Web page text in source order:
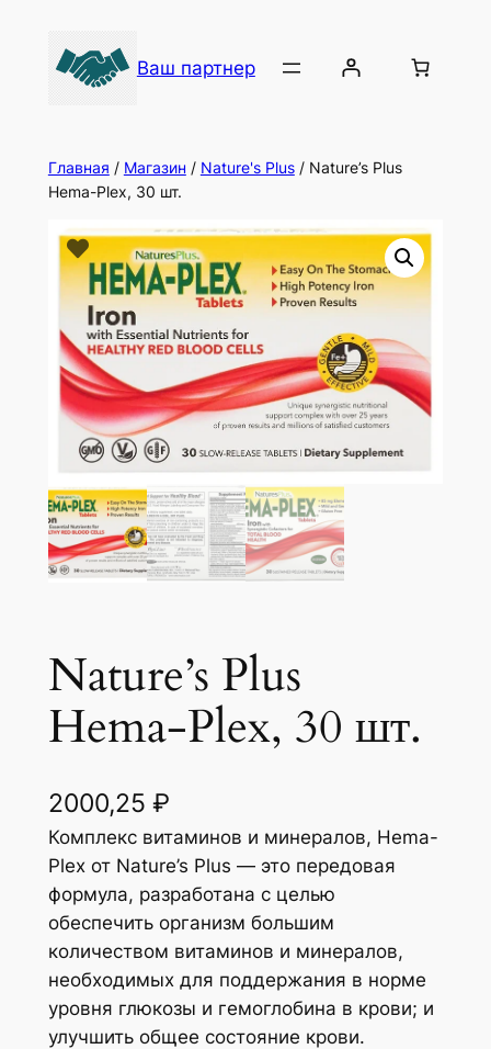
Ваш партнер
Главная / Магазин / Nature's Plus/ Nature’s Plus
Hema-Plex, 30 шт.
Nature’s Plus
Hema-Plex, 30 шт.
2000,25 ₽
Комплекс витаминов и минералов, Hema-
Plex от Nature’s Plus — это передовая
формула, разработана с целью
обеспечить организм большим
количеством витаминов и минералов,
необходимых для поддержания в норме
уровня глюкозы и гемоглобина в крови; и
улучшить общее состояние крови.